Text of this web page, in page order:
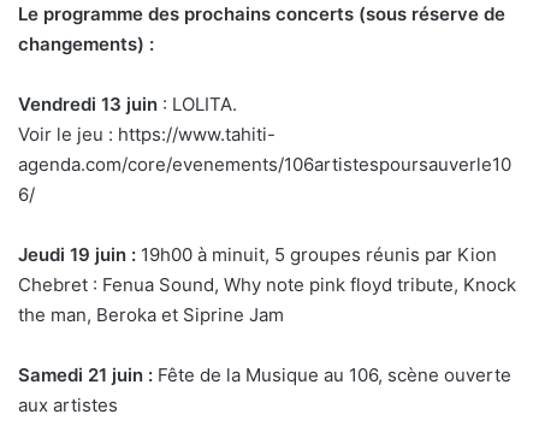
Le programme des prochains concerts (sous réserve de
changements) :
Vendredi 13 juin : LOLITA.
Voir le jeu : https://www.tahiti-
agenda.com/core/evenements/106artistespoursauverle10
6/
Jeudi 19 juin : 19h00 à minuit, 5 groupes réunis par Kion
Chebret : Fenua Sound, Why note pink floyd tribute, Knock
the man, Beroka et Siprine Jam
Samedi 21 juin : Fête de la Musique au 106, scène ouverte
aux artistes